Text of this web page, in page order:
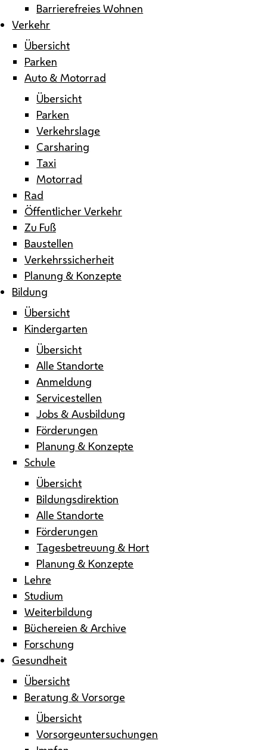
Barrierefreies Wohnen
Verkehr
Übersicht
Parken
Auto & Motorrad
Übersicht
Parken
Verkehrslage
Carsharing
Taxi
Motorrad
Rad
Öffentlicher Verkehr
Zu Fuß
Baustellen
Verkehrssicherheit
Planung & Konzepte
Bildung
Übersicht
Kindergarten
Übersicht
Alle Standorte
Anmeldung
Servicestellen
Jobs & Ausbildung
Förderungen
Planung & Konzepte
Schule
Übersicht
Bildungsdirektion
Alle Standorte
Förderungen
Tagesbetreuung & Hort
Planung & Konzepte
Lehre
Studium
Weiterbildung
Büchereien & Archive
Forschung
Gesundheit
Übersicht
Beratung & Vorsorge
Übersicht
Vorsorgeuntersuchungen